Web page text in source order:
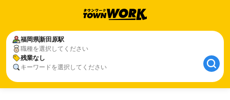
福岡県新田原駅
職種を選択してください
残業なし
キーワードを選択してください